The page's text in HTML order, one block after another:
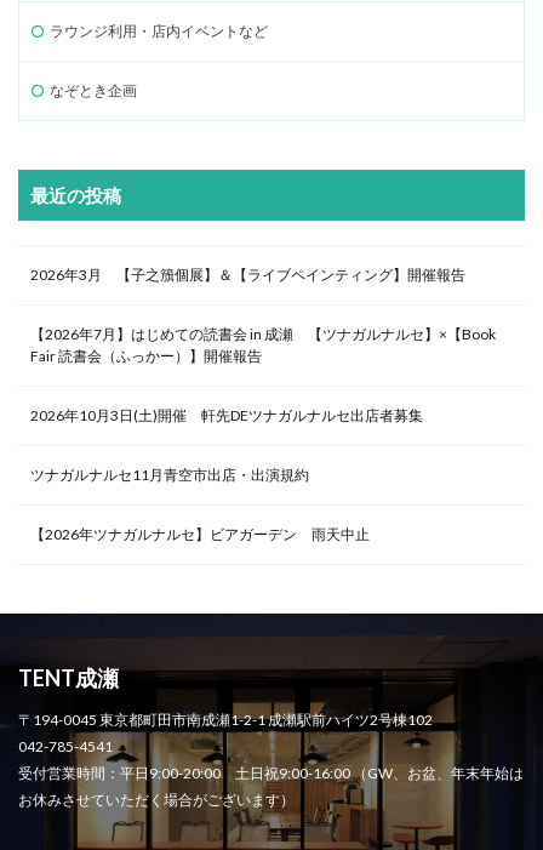
ラウンジ利用・店内イベントなど
なぞとき企画
最近の投稿
2026年3月 【子之籏個展】＆【ライブペインティング】開催報告
【2026年7月】はじめての読書会 in 成瀬 【ツナガルナルセ】×【Book
Fair 読書会（ふっかー）】開催報告
2026年10月3日(土)開催 軒先DEツナガルナルセ出店者募集
ツナガルナルセ11月青空市出店・出演規約
【2026年ツナガルナルセ】ビアガーデン 雨天中止
TENT成瀬
〒194-0045 東京都町田市南成瀬1-2-1 成瀬駅前ハイツ2号棟102
042-785-4541
受付営業時間：平日9:00-20:00 土日祝9:00-16:00 （GW、お盆、年末年始は
お休みさせていただく場合がございます）